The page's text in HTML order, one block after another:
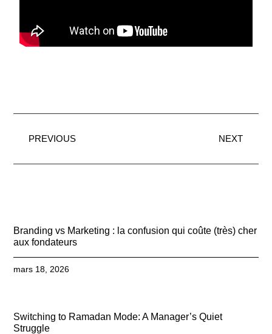
PREVIOUS NEXT
Branding vs Marketing : la confusion qui coûte (très) cher
aux fondateurs
mars 18, 2026
Switching to Ramadan Mode: A Manager’s Quiet
Struggle